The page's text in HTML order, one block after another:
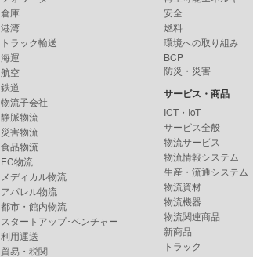
倉庫
港湾
トラック輸送
海運
航空
鉄道
物流子会社
静脈物流
災害物流
食品物流
EC物流
メディカル物流
アパレル物流
都市・館内物流
スタートアップ･ベンチャー
利用運送
貿易・税関
安全
燃料
環境への取り組み
BCP
防災・災害
サービス・商品
ICT・IoT
サービス全般
物流サービス
物流情報システム
生産・流通システム
物流資材
物流機器
物流関連商品
新商品
トラック